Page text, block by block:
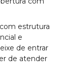
estrutura
e
de entrar
de atender